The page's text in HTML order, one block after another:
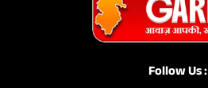
Follow Us :